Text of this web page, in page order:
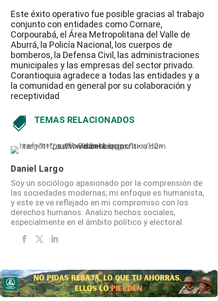
Este éxito operativo fue posible gracias al trabajo
conjunto con entidades como Cornare,
Corpourabá, el Área Metropolitana del Valle de
Aburrá, la Policía Nacional, los cuerpos de
bomberos, la Defensa Civil, las administraciones
municipales y las empresas del sector privado.
Corantioquia agradece a todas las entidades y a
la comunidad en general por su colaboración y
receptividad
 TEMAS RELACIONADOS
Daniel Largo
Soy un sociólogo apasionado por la comprensión de
las sociedades modernas; mi enfoque es humanista,
y este se ve reflejado en mi compromiso con los
derechos humanos. Analizo hechos sociales,
especialmente en el ámbito político y electoral.